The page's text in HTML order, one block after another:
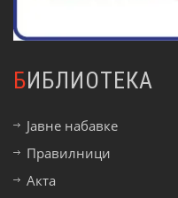
БИБЛИОТЕКА
Јавне набавке
Правилници
Акта